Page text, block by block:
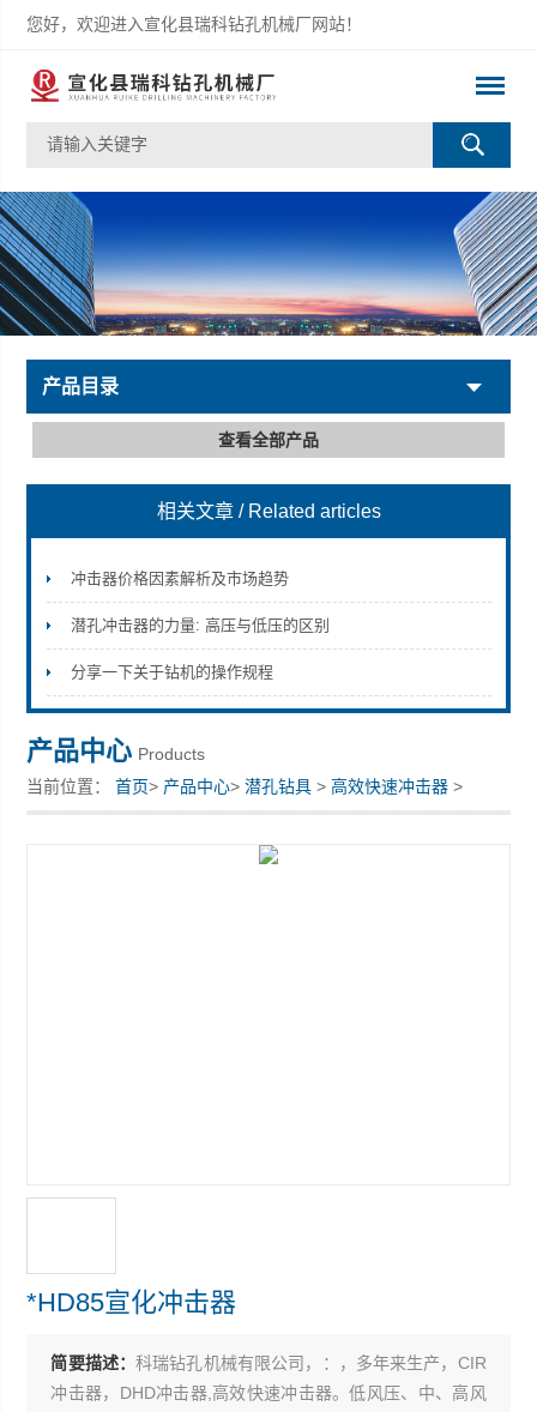
您好，欢迎进入宣化县瑞科钻孔机械厂网站！
宣化县瑞科钻孔机械厂
产品目录
查看全部产品
相关文章 / Related articles
冲击器价格因素解析及市场趋势
潜孔冲击器的力量: 高压与低压的区别
分享一下关于钻机的操作规程
产品中心 Products
当前位置：首页> 产品中心>潜孔钻具 >高效快速冲击器 >
*HD85宣化冲击器
*HD85宣化冲击器
简要描述：科瑞钻孔机械有限公司，：，多年来生产，CIR
冲击器，DHD冲击器,高效快速冲击器。低风压、中、高风